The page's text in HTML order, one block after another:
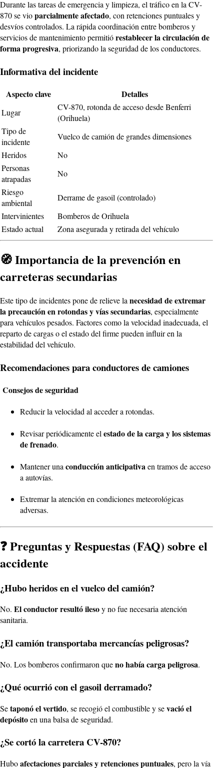
Durante las tareas de emergencia y limpieza, el tráfico en la CV-
870 se vioparcialmente afectado, con retenciones puntuales y
desvíos controlados. La rápida coordinación entre bomberos y
servicios de mantenimiento permitiórestablecer la circulación de
forma progresiva, priorizando la seguridad de los conductores.
Informativa del incidente
Aspecto clave Detalles
Lugar
CV-870, rotonda de acceso desde Benferri
(Orihuela)
Tipo de
incidente
Vuelco de camión de grandes dimensiones
Heridos
No
Personas
atrapadas
No
Riesgo
ambiental
Derrame de gasoil (controlado)
Intervinientes
Bomberos de Orihuela
Estado actual
Zona asegurada y retirada del vehículo
🧭 Importancia de la prevención en
carreteras secundarias
Este tipo de incidentes pone de relieve lanecesidad de extremar
la precaución en rotondas y vías secundarias, especialmente
para vehículos pesados. Factores como la velocidad inadecuada, el
reparto de cargas o el estado del firme pueden influir en la
estabilidad del vehículo.
Recomendaciones para conductores de camiones
Consejos de seguridad
Reducir la velocidad al acceder a rotondas.
Revisar periódicamente el estado de la carga y los sistemas
de frenado.
Mantener una conducción anticipativa en tramos de acceso
a autovías.
Extremar la atención en condiciones meteorológicas
adversas.
❓ Preguntas y Respuestas (FAQ) sobre el
accidente
¿Hubo heridos en el vuelco del camión?
No. El conductor resultó ilesoy no fue necesaria atención
sanitaria.
¿El camión transportaba mercancías peligrosas?
No. Los bomberos confirmaron queno había carga peligrosa.
¿Qué ocurrió con el gasoil derramado?
Setaponó el vertido, se recogió el combustible y sevació el
depósitoen una balsa de seguridad.
¿Se cortó la carretera CV-870?
Huboafectaciones parciales y retenciones puntuales, pero la vía